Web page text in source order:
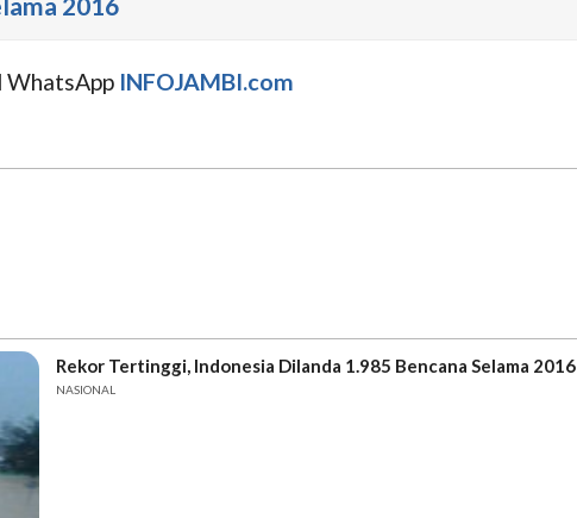
WhatsApp INFOJAMBI.com
Rekor Tertinggi, Indonesia Dilanda 1.985 Bencana Selama 2016
NASIONAL